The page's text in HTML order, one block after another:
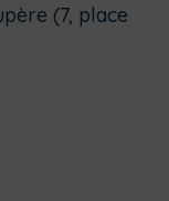
(7, place